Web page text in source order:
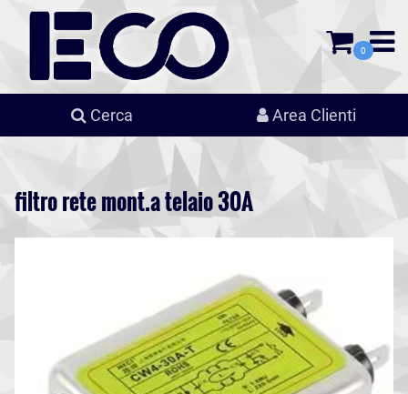
0
Cerca Area Clienti
filtro rete mont.a telaio 30A